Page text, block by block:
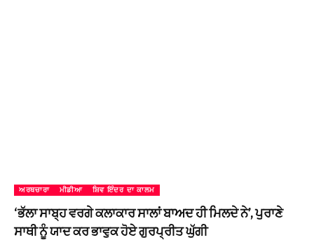
ਅਰਥਚਾਰਾ ਮੀਡੀਆ ਸ਼ਿਵ ਇੰਦਰ ਦਾ ਕਾਲਮ
‘ਭੱਲਾ ਸਾਬ੍ਹ ਵਰਗੇ ਕਲਾਕਾਰ ਸਾਲਾਂ ਬਾਅਦ ਹੀ ਮਿਲਦੇ ਨੇ’, ਪੁਰਾਣੇ
ਸਾਥੀ ਨੂੰ ਯਾਦ ਕਰ ਭਾਵੁਕ ਹੋਏ ਗੁਰਪ੍ਰੀਤ ਘੁੱਗੀ